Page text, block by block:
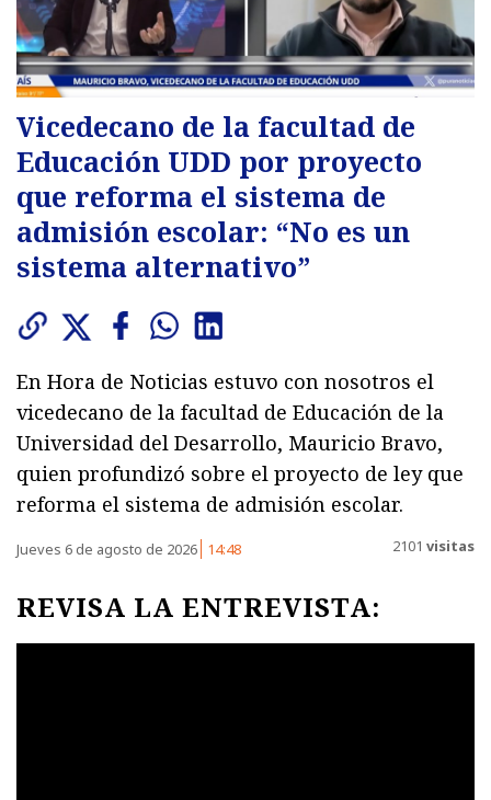
Vicedecano de la facultad de
Educación UDD por proyecto
que reforma el sistema de
admisión escolar: “No es un
sistema alternativo”
En Hora de Noticias estuvo con nosotros el
vicedecano de la facultad de Educación de la
Universidad del Desarrollo, Mauricio Bravo,
quien profundizó sobre el proyecto de ley que
reforma el sistema de admisión escolar.
Jueves 6 de agosto de 2026 14:48 2101 visitas
REVISA LA ENTREVISTA: